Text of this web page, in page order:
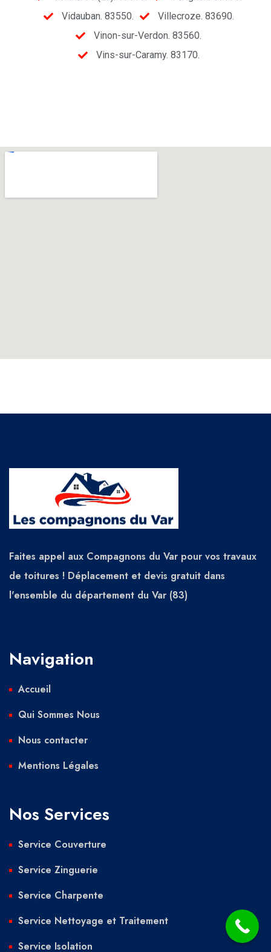
Vidauban. 83550.
Villecroze. 83690.
Vinon-sur-Verdon. 83560.
Vins-sur-Caramy. 83170.
Faites appel aux Compagnons du Var pour vos travaux
de toitures ! Déplacement et devis gratuit dans
l'ensemble du département du Var (83)
Navigation
Accueil
Qui Sommes Nous
Nous contacter
Mentions Légales
Nos Services
Service Couverture
Service Zinguerie
Service Charpente
Service Nettoyage et Traitement
Service Isolation